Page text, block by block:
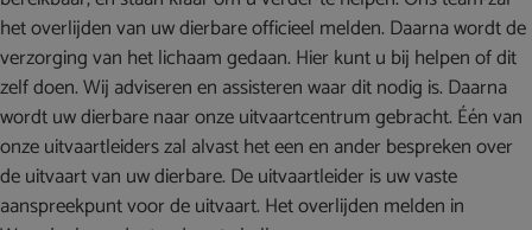
het overlijden van uw dierbare officieel melden. Daarna wordt de
verzorging van het lichaam gedaan. Hier kunt u bij helpen of dit
zelf doen. Wij adviseren en assisteren waar dit nodig is. Daarna
wordt uw dierbare naar onze uitvaartcentrum gebracht. Één van
onze uitvaartleiders zal alvast het een en ander bespreken over
de uitvaart van uw dierbare. De uitvaartleider is uw vaste
aanspreekpunt voor de uitvaart. Het overlijden melden in